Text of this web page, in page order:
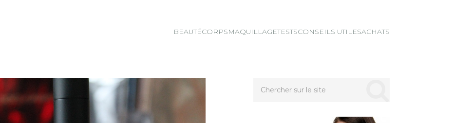
BEAUTÉCORPSMAQUILLAGETESTSCONSEILS UTILESACHATS